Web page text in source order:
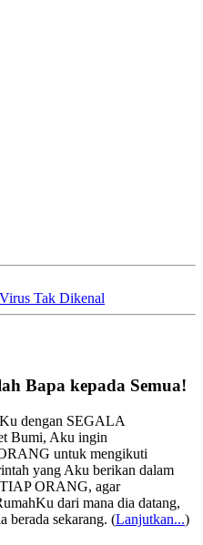
Tak Dikenal
Bapa kepada Semua!
dengan SEGALA
Bumi, Aku ingin
untuk mengikuti
yang Aku berikan dalam
ORANG, agar
dari mana dia datang,
berada sekarang. (Lanjutkan...)